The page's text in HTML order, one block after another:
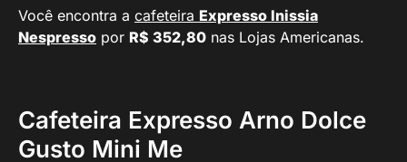
Você encontra a cafeteira Expresso Inissia
Nespresso por R$ 352,80 nas Lojas Americanas.
Cafeteira Expresso Arno Dolce
Gusto Mini Me